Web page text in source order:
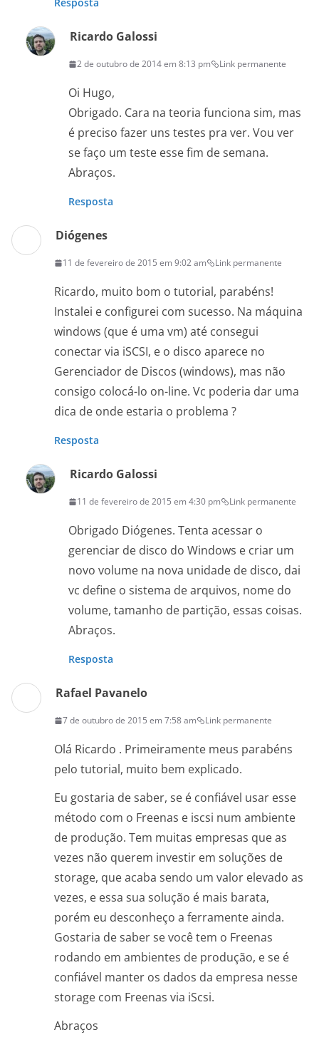
Ricardo Galossi
2 de outubro de 2014 em 8:13 pm Link permanente
Oi Hugo,
Obrigado. Cara na teoria funciona sim, mas
é preciso fazer uns testes pra ver. Vou ver
se faço um teste esse fim de semana.
Abraços.
Resposta
Diógenes
11 de fevereiro de 2015 em 9:02 am Link permanente
Ricardo, muito bom o tutorial, parabéns!
Instalei e configurei com sucesso. Na máquina
windows (que é uma vm) até consegui
conectar via iSCSI, e o disco aparece no
Gerenciador de Discos (windows), mas não
consigo colocá-lo on-line. Vc poderia dar uma
dica de onde estaria o problema ?
Resposta
Ricardo Galossi
11 de fevereiro de 2015 em 4:30 pm Link permanente
Obrigado Diógenes. Tenta acessar o
gerenciar de disco do Windows e criar um
novo volume na nova unidade de disco, dai
vc define o sistema de arquivos, nome do
volume, tamanho de partição, essas coisas.
Abraços.
Resposta
Rafael Pavanelo
7 de outubro de 2015 em 7:58 am Link permanente
Olá Ricardo . Primeiramente meus parabéns
pelo tutorial, muito bem explicado.
Eu gostaria de saber, se é confiável usar esse
método com o Freenas e iscsi num ambiente
de produção. Tem muitas empresas que as
vezes não querem investir em soluções de
storage, que acaba sendo um valor elevado as
vezes, e essa sua solução é mais barata,
porém eu desconheço a ferramente ainda.
Gostaria de saber se você tem o Freenas
rodando em ambientes de produção, e se é
confiável manter os dados da empresa nesse
storage com Freenas via iScsi.
Abraços